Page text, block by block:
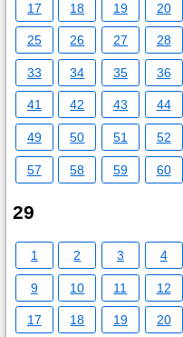
17 18 19 20
25 26 27 28
33 34 35 36
41 42 43 44
49 50 51 52
57 58 59 60
29
1 2 3 4
9 10 11 12
17 18 19 20